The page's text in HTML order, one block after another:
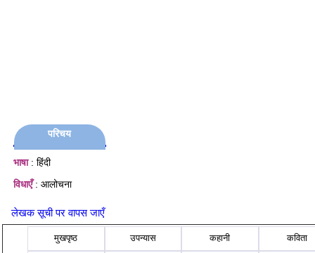
परिचय
भाषा: हिंदी
विधाएँ: आलोचना
लेखक सूची पर वापस जाएँ
मुखपृष्ठ उपन्यास कहानी कविता